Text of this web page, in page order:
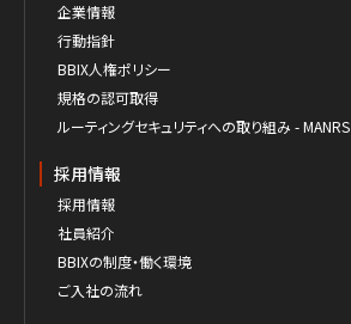
企業情報
行動指針
BBIX人権ポリシー
規格の認可取得
ルーティングセキュリティへの取り組み - MANRS
採用情報
採用情報
社員紹介
BBIXの制度・働く環境
ご入社の流れ